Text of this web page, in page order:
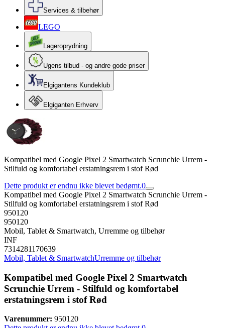
Services & tilbehør
LEGO
Lageroprydning
Ugens tilbud - og andre gode priser
Elgigantens Kundeklub
Elgiganten Erhverv
Kompatibel med Google Pixel 2 Smartwatch Scrunchie Urrem -
Stilfuld og komfortabel erstatningsrem i stof Rød
Dette produkt er endnu ikke blevet bedømt.0
Kompatibel med Google Pixel 2 Smartwatch Scrunchie Urrem -
Stilfuld og komfortabel erstatningsrem i stof Rød
950120
950120
Mobil, Tablet & Smartwatch, Urremme og tilbehør
INF
7314281170639
Mobil, Tablet & SmartwatchUrremme og tilbehør
Kompatibel med Google Pixel 2 Smartwatch
Scrunchie Urrem - Stilfuld og komfortabel
erstatningsrem i stof Rød
Varenummer: 950120